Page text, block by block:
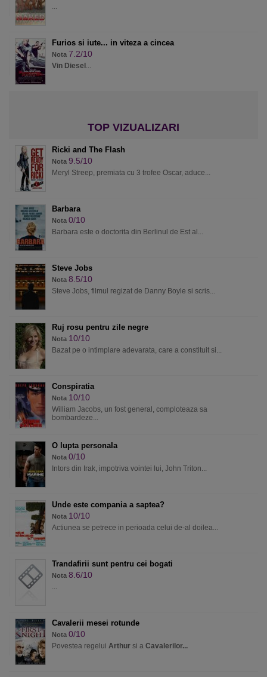
...
Furios si iute... in viteza a cincea
Nota 7.2/10
Vin Diesel ...
Ricki and The Flash
Nota 9.5/10
Meryl Streep, premiata cu 3 trofee Oscar, aduce...
Barbara
Nota 0/10
Barbara este o doctorita din Berlinul de Est al...
Steve Jobs
Nota 8.5/10
Steve Jobs, filmul regizat de Danny Boyle si scris...
Ruj rosu pentru zile negre
Nota 10/10
Bazat pe o intimplare adevarata, care a constituit si...
Conspiratia
Nota 10/10
William Jacobs, un fost general, comploteaza sa
bombardeze...
O lupta personala
Nota 0/10
Intors din Irak, impotriva vointei lui, John Triton...
Unde este compania a saptea?
Nota 10/10
Actiunea se petrece in perioada celui de-al doilea...
Trandafirii sunt pentru cei bogati
Nota 8.6/10
...
Cavalerii mesei rotunde
Nota 0/10
Povestea regelui Arthur si a Cavalerilor...